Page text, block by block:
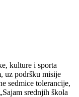
kulture i sporta
uz podršku misije
sedmice tolerancije,
srednjih škola